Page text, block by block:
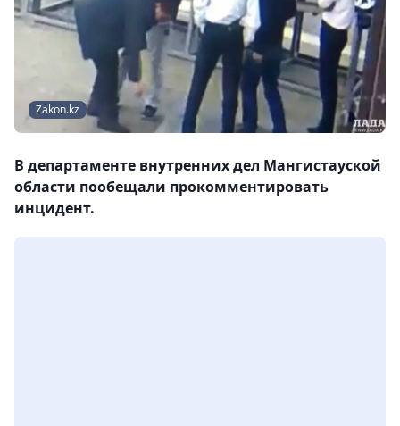
Zakon.kz
В департаменте внутренних дел Мангистауской
области пообещали прокомментировать
инцидент.